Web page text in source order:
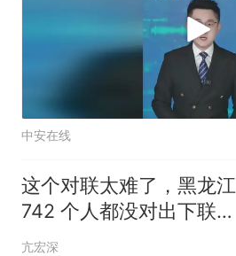
中安在线
这个对联太难了，黑龙江
742 个人都没对出下联，
高手请进！
亢宏深